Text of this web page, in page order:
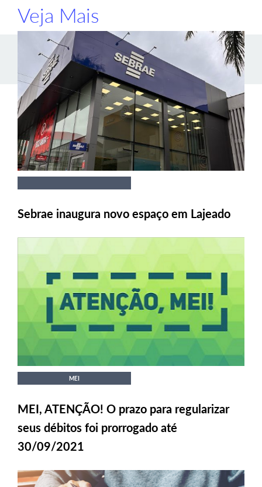
Veja Mais
Sebrae inaugura novo espaço em Lajeado
MEI
MEI, ATENÇÃO! O prazo para regularizar
seus débitos foi prorrogado até
30/09/2021